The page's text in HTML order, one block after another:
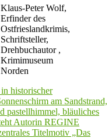
Klaus-Peter Wolf,
Erfinder des
Ostfrieslandkrimis,
Schriftsteller,
Drehbuchautor ,
Krimimuseum
Norden